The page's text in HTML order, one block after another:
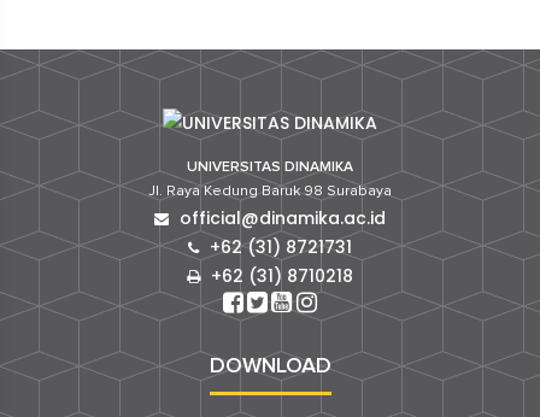
UNIVERSITAS DINAMIKA
Jl. Raya Kedung Baruk 98 Surabaya
official@dinamika.ac.id
+62 (31) 8721731
+62 (31) 8710218
DOWNLOAD